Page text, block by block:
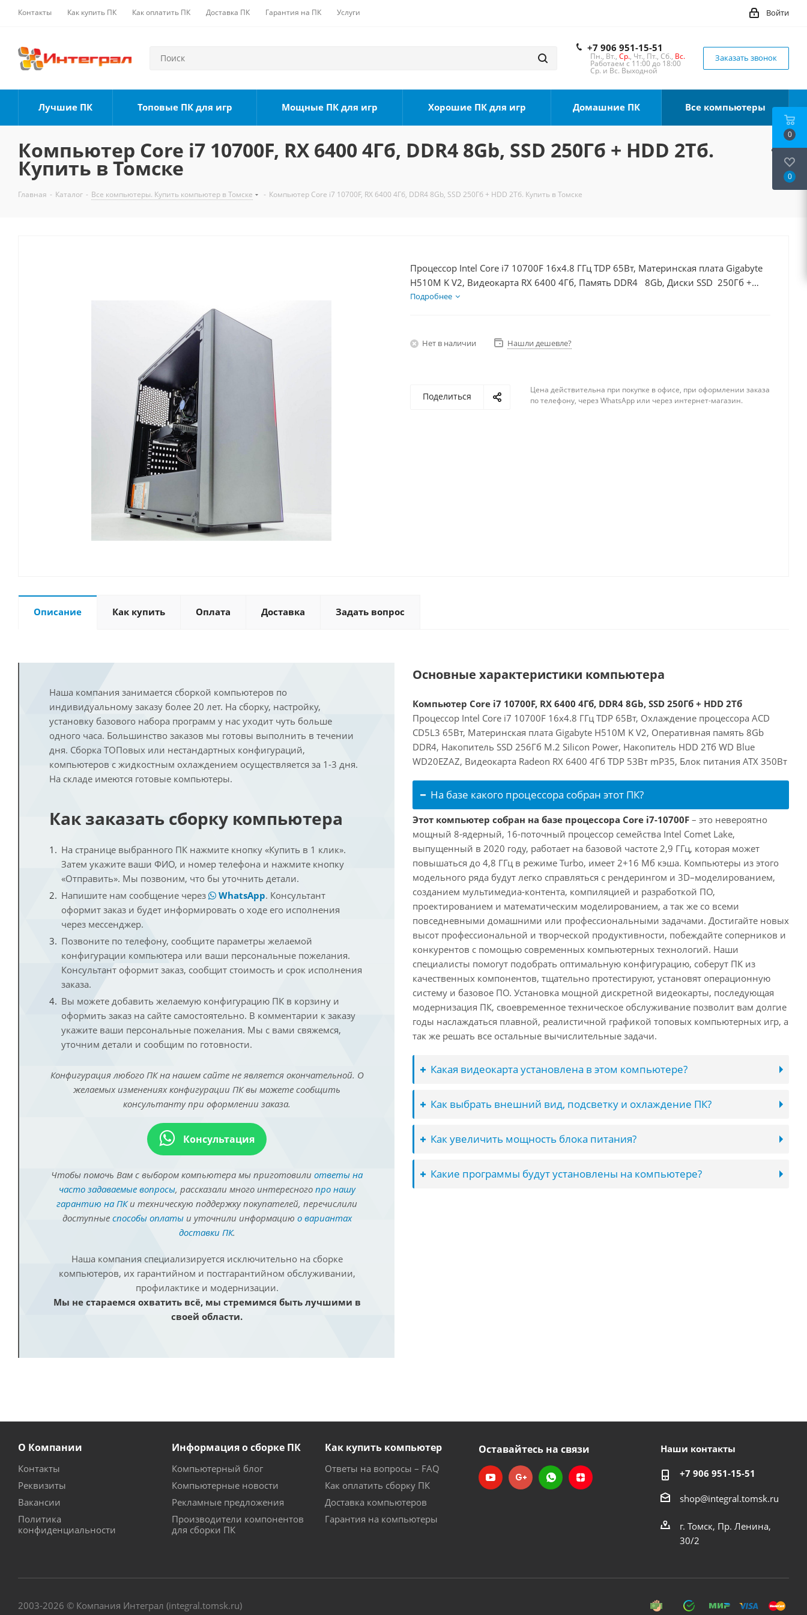
Контакты Как купить ПК Как оплатить ПК Доставка ПК Гарантия на ПК Услуги Войти
+7 906 951-15-51
Пн., Вт., Ср., Чт., Пт., Сб., Вс.
Работаем с 11:00 до 18:00
Ср. и Вс. Выходной
Заказать звонок
Лучшие ПК Топовые ПК для игр Мощные ПК для игр Хорошие ПК для игр Домашние ПК Все компьютеры
Компьютер Core i7 10700F, RX 6400 4Гб, DDR4 8Gb, SSD 250Гб + HDD 2Тб.
Купить в Томске
Главная - Каталог - Все компьютеры. Купить компьютер в Томске - Компьютер Core i7 10700F, RX 6400 4Гб, DDR4 8Gb, SSD 250Гб + HDD 2Тб. Купить в Томске
Процессор Intel Core i7 10700F 16x4.8 ГГц TDP 65Вт, Материнская плата Gigabyte
H510M K V2, Видеокарта RX 6400 4Гб, Память DDR4 8Gb, Диски SSD 250Гб +
HDD 2Тб, БП 350Вт
Подробнее
Нет в наличии Нашли дешевле?
Поделиться
Цена действительна при покупке в офисе, при оформлении заказа
по телефону, через WhatsApp или через интернет-магазин.
Описание Как купить Оплата Доставка Задать вопрос
Наша компания занимается сборкой компьютеров по
индивидуальному заказу более 20 лет. На сборку, настройку,
установку базового набора программ у нас уходит чуть больше
одного часа. Большинство заказов мы готовы выполнить в течении
дня. Сборка ТОПовых или нестандартных конфигураций,
компьютеров с жидкостным охлаждением осуществляется за 1-3 дня.
На складе имеются готовые компьютеры.
Как заказать сборку компьютера
На странице выбранного ПК нажмите кнопку «Купить в 1 клик».
Затем укажите ваши ФИО, и номер телефона и нажмите кнопку
«Отправить». Мы позвоним, что бы уточнить детали.
Напишите нам сообщение через
WhatsApp. Консультант
оформит заказ и будет информировать о ходе его исполнения
через мессенджер.
Позвоните по телефону, сообщите параметры желаемой
конфигурации компьютера или ваши персональные пожелания.
Консультант оформит заказ, сообщит стоимость и срок исполнения
заказа.
Вы можете добавить желаемую конфигурацию ПК в корзину и
оформить заказ на сайте самостоятельно. В комментарии к заказу
укажите ваши персональные пожелания. Мы с вами свяжемся,
уточним детали и сообщим по готовности.
Конфигурация любого ПК на нашем сайте не является окончательной. О
желаемых изменениях конфигурации ПК вы можете сообщить
консультанту при оформлении заказа.
Консультация
Чтобы помочь Вам с выбором компьютера мы приготовили ответы на
часто задаваемые вопросы, рассказали много интересного про нашу
гарантию на ПКи техническую поддержку покупателей, перечислили
доступные способы оплатыи уточнили информацию о вариантах
доставки ПК.
Наша компания специализируется исключительно на сборке
компьютеров, их гарантийном и постгарантийном обслуживании,
профилактике и модернизации.
Мы не стараемся охватить всё, мы стремимся быть лучшими в
своей области.
Основные характеристики компьютера
Компьютер Core i7 10700F, RX 6400 4Гб, DDR4 8Gb, SSD 250Гб + HDD 2Тб
Процессор Intel Core i7 10700F 16x4.8 ГГц TDP 65Вт, Охлаждение процессора ACD
CD5L3 65Вт, Материнская плата Gigabyte H510M K V2, Оперативная память 8Gb
DDR4, Накопитель SSD 256Гб M.2 Silicon Power, Накопитель HDD 2Тб WD Blue
WD20EZAZ, Видеокарта Radeon RX 6400 4Гб TDP 53Вт mP35, Блок питания ATX 350Вт
На базе какого процессора собран этот ПК?
Этот компьютер собран на базе процессора Core i7-10700F – это невероятно
мощный 8-ядерный, 16-поточный процессор семейства Intel Comet Lake,
выпущенный в 2020 году, работает на базовой частоте 2,9 ГГц, которая может
повышаться до 4,8 ГГц в режиме Turbo, имеет 2+16 Мб кэша. Компьютеры из этого
модельного ряда будут легко справляться с рендерингом и 3D–моделированием,
созданием мультимедиа-контента, компиляцией и разработкой ПО,
проектированием и математическим моделированием, а так же со всеми
повседневными домашними или профессиональными задачами. Достигайте новых
высот профессиональной и творческой продуктивности, побеждайте соперников и
конкурентов с помощью современных компьютерных технологий. Наши
специалисты помогут подобрать оптимальную конфигурацию, соберут ПК из
качественных компонентов, тщательно протестируют, установят операционную
систему и базовое ПО. Установка мощной дискретной видеокарты, последующая
модернизация ПК, своевременное техническое обслуживание позволит вам долгие
годы наслаждаться плавной, реалистичной графикой топовых компьютерных игр, а
так же решать все остальные вычислительные задачи.
Какая видеокарта установлена в этом компьютере?
Как выбрать внешний вид, подсветку и охлаждение ПК?
Как увеличить мощность блока питания?
Какие программы будут установлены на компьютере?
О Компании
Контакты
Реквизиты
Вакансии
Политика
конфиденциальности
Информация о сборке ПК
Компьютерный блог
Компьютерные новости
Рекламные предложения
Производители компонентов
для сборки ПК
Как купить компьютер
Ответы на вопросы – FAQ
Как оплатить сборку ПК
Доставка компьютеров
Гарантия на компьютеры
Оставайтесь на связи Наши контакты
+7 906 951-15-51
shop@integral.tomsk.ru
г. Томск, Пр. Ленина,
30/2
2003-2026 © Компания Интеграл (integral.tomsk.ru)
0
0